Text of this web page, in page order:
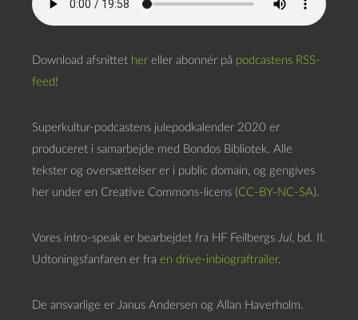
Download afsnittet her eller abonnér på podcastens RSS-
feed!
Superkultur-podcastens julepodkalender 2020 er
produceret i samarbejde med Bondos Bibliotek. Alle
tekster og oversættelser er i public domain, og gengives
her under en Creative Commons-licens (CC-BY-NC-SA).
Vores intro-speak er bearbejdet fra HF Feilbergs Jul, bd. II.
Udtoningsfanfaren er fra en drive-inbiograftrailer.
De ansvarlige er Janus Andersen og Allan Haverholm.